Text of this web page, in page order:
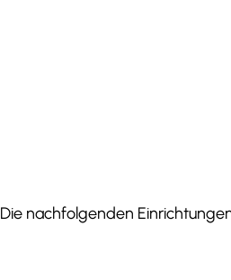
Die nachfolgenden